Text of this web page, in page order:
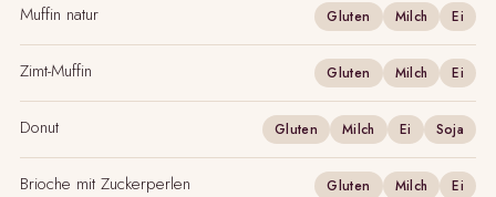
Muffin natur Gluten Milch Ei
Zimt-Muffin Gluten Milch Ei
Donut Gluten Milch Ei Soja
Brioche mit Zuckerperlen Gluten Milch Ei